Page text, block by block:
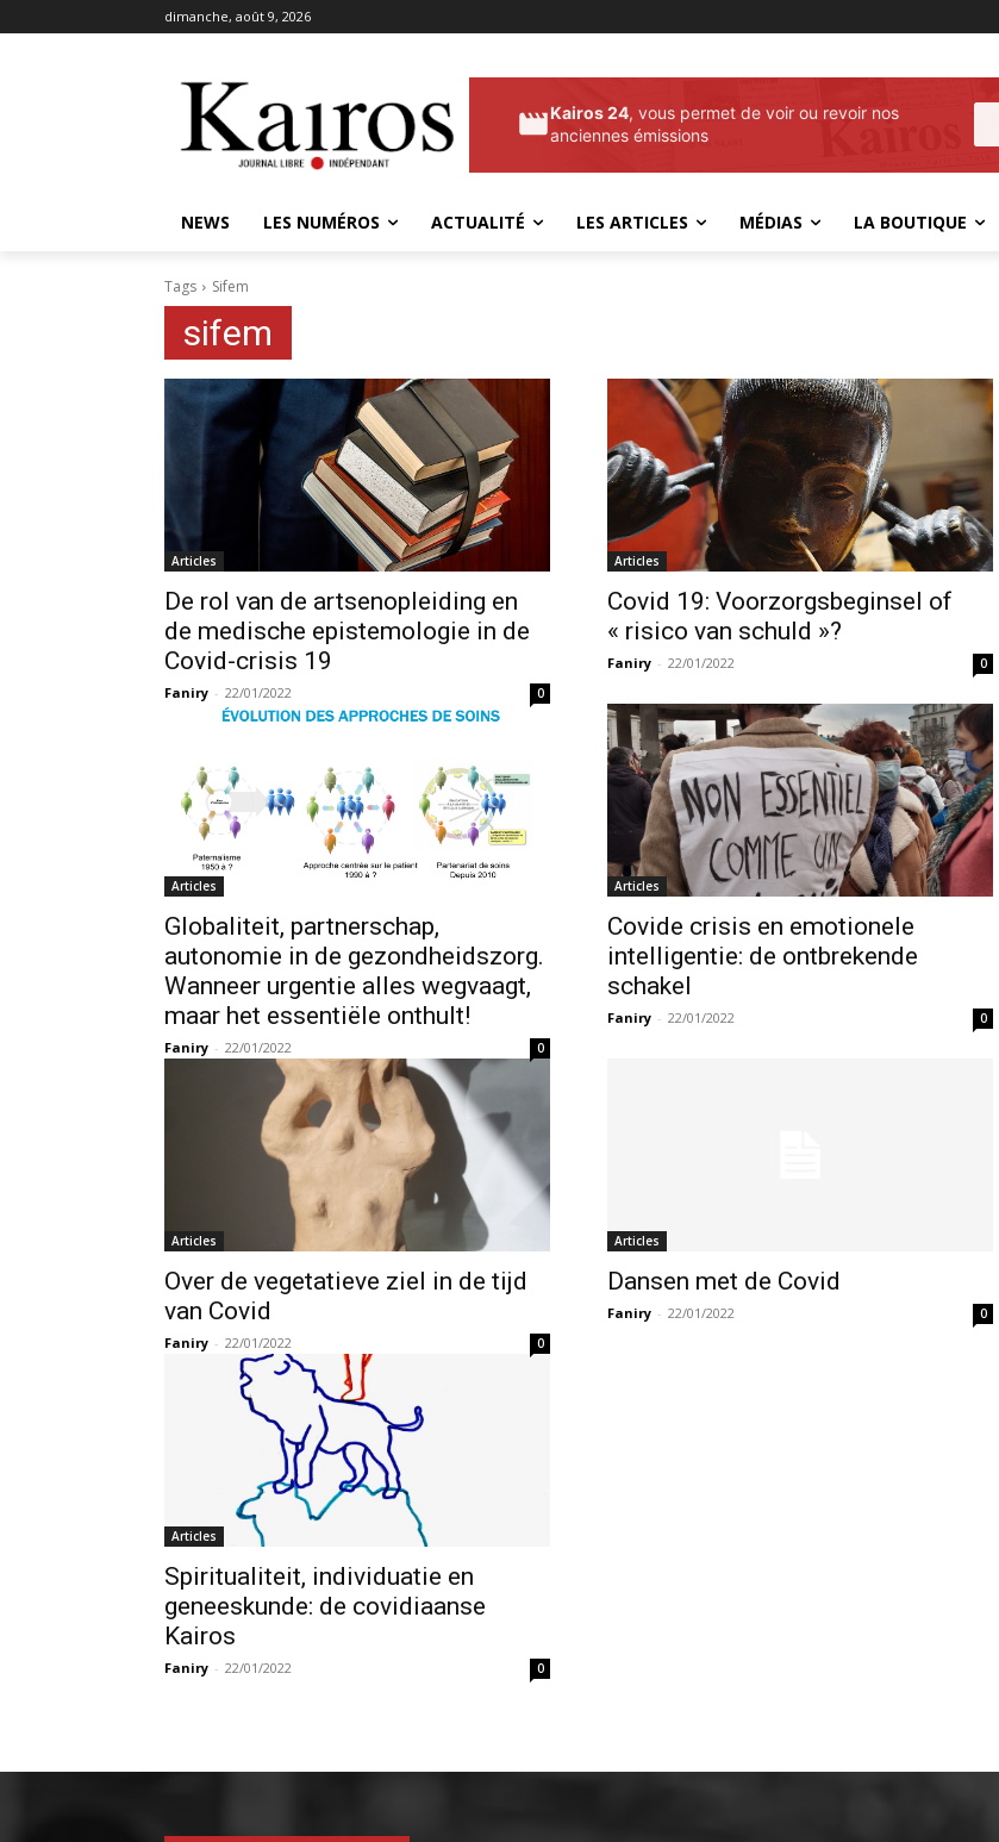
dimanche, août 9, 2026
Kairos 24, vous permet de voir ou revoir nos
anciennes émissions
NEWS LES NUMÉROS ACTUALITÉ LES ARTICLES MÉDIAS LA BOUTIQUE
Tags Sifem
sifem
Articles
De rol van de artsenopleiding en
de medische epistemologie in de
Covid-crisis 19
Faniry - 22/01/2022 0
Articles
Covid 19: Voorzorgsbeginsel of
« risico van schuld »?
Faniry - 22/01/2022 0
Articles
Globaliteit, partnerschap,
autonomie in de gezondheidszorg.
Wanneer urgentie alles wegvaagt,
maar het essentiële onthult!
Faniry - 22/01/2022 0
Articles
Covide crisis en emotionele
intelligentie: de ontbrekende
schakel
Faniry - 22/01/2022 0
Articles
Over de vegetatieve ziel in de tijd
van Covid
Faniry - 22/01/2022 0
Articles
Dansen met de Covid
Faniry - 22/01/2022 0
Articles
Spiritualiteit, individuatie en
geneeskunde: de covidiaanse
Kairos
Faniry - 22/01/2022 0